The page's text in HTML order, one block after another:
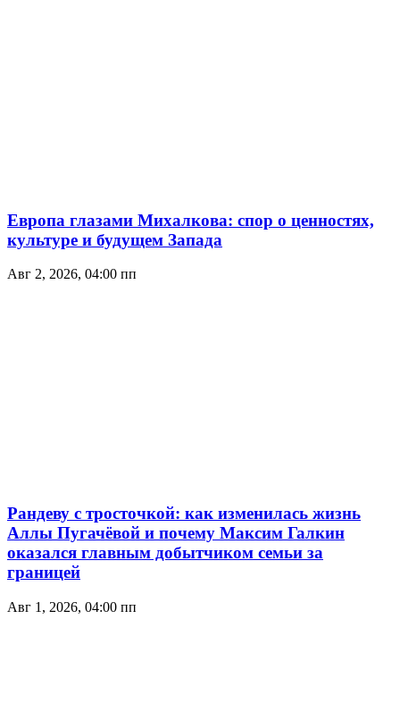
Европа глазами Михалкова: спор о ценностях,
культуре и будущем Запада
Авг 2, 2026, 04:00 пп
Рандеву с тросточкой: как изменилась жизнь
Аллы Пугачёвой и почему Максим Галкин
оказался главным добытчиком семьи за
границей
Авг 1, 2026, 04:00 пп